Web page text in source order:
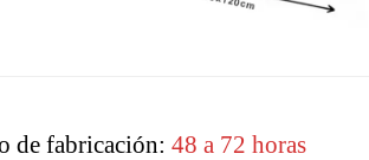
de fabricación: 48 a 72 horas